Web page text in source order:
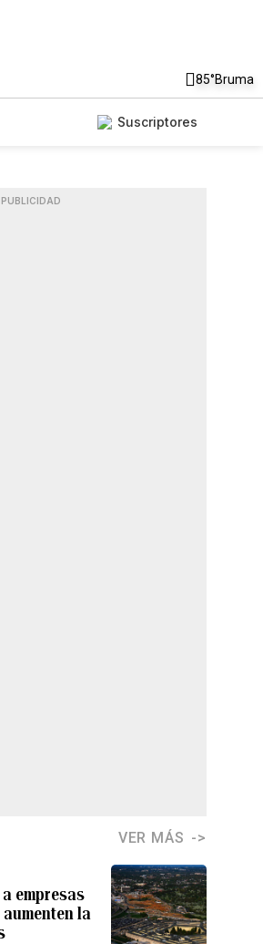
85°Bruma
Suscriptores
PUBLICIDAD
VER MÁS
empresas
la